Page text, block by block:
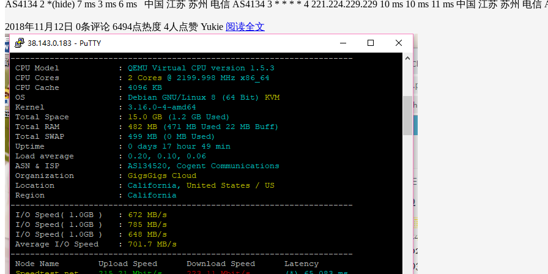
AS4134 2 *(hide) 7 ms 3 ms 6 ms 中国 江苏 苏州 电信 AS4134 3 * * * * 4 221.224.229.229 10 ms 10 ms 11 ms 中国 江苏 苏州 电信
2018年11月12日 0条评论 6494点热度 4人点赞 Yukie 阅读全文